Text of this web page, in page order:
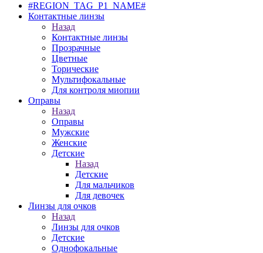
#REGION_TAG_P1_NAME#
Контактные линзы
Назад
Контактные линзы
Прозрачные
Цветные
Торические
Мультифокальные
Для контроля миопии
Оправы
Назад
Оправы
Мужские
Женские
Детские
Назад
Детские
Для мальчиков
Для девочек
Линзы для очков
Назад
Линзы для очков
Детские
Однофокальные